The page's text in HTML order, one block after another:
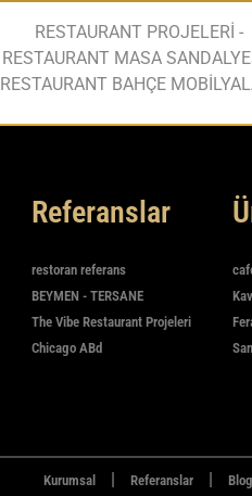
RESTAURANT PROJELERİ -
RESTAURANT MASA
RESTAURANT BAHÇE
Referanslar
restoran referans
BEYMEN - TERSANE
The Vibe Restaurant Projeleri
Chicago ABd
Kurumsal | Referanslar | Blog